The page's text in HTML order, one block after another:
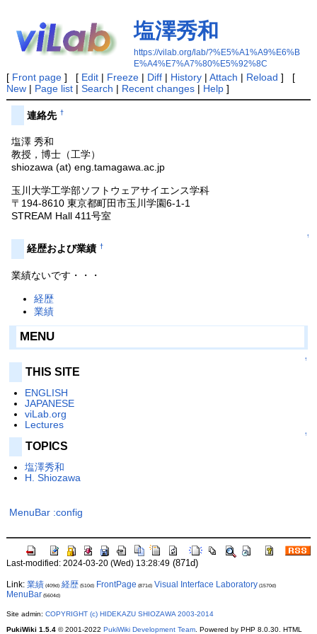
塩澤秀和
https://vilab.org/lab/?%E5%A1%A9%E6%B
E%A4%E7%A7%80%E5%92%8C
[ Front page] [ Edit| Freeze| Diff| History| Attach | Reload ] [
New| Page list| Search | Recent changes| Help]
連絡先 †
塩澤 秀和
教授，博士（工学）
shiozawa (at) eng.tamagawa.ac.jp
玉川大学工学部ソフトウェアサイエンス学科
〒194-8610 東京都町田市玉川学園6-1-1
STREAM Hall 411号室
↑
経歴および業績 †
業績ないです・・・
経歴
業績
MENU
↑
THIS SITE
ENGLISH
JAPANESE
viLab.org
Lectures
↑
TOPICS
塩澤秀和
H. Shiozawa
MenuBar :config
Last-modified: 2024-03-20 (Wed) 13:28:49(871d)
Link: 業績 (409d) 経歴(510d) FrontPage (871d) Visual Interface Laboratory(1570d)
MenuBar (5604d)
Site admin: COPYRIGHT (c) HIDEKAZU SHIOZAWA 2003-2014
PukiWiki 1.5.4© 2001-2022 PukiWiki Development Team. Powered by PHP 8.0.30. HTML